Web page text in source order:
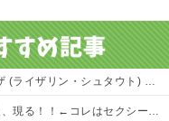
ウェディングStyle」フィギュア【予約開始】
てワイらにブッ刺さりまくりw w w w w w w w w